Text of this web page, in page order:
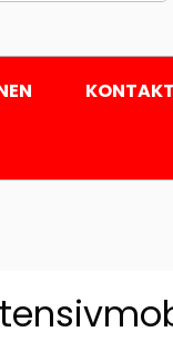
KONTAKT